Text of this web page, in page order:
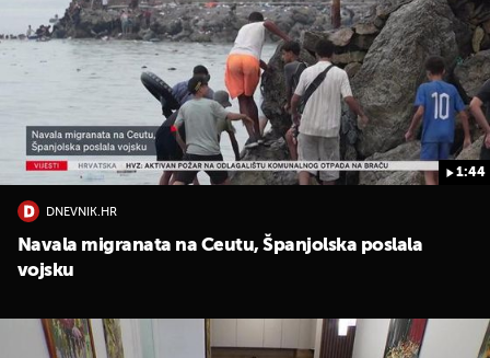
1:44
DNEVNIK.HR
Navala migranata na Ceutu, Španjolska poslala
vojsku